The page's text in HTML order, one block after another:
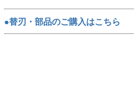
●替刃・部品のご購入はこちら